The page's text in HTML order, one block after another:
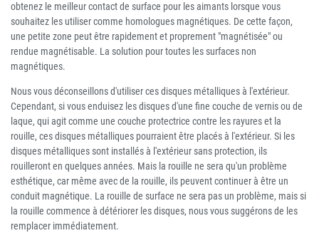
obtenez le meilleur contact de surface pour les aimants lorsque vous
souhaitez les utiliser comme homologues magnétiques. De cette façon,
une petite zone peut être rapidement et proprement "magnétisée" ou
rendue magnétisable. La solution pour toutes les surfaces non
magnétiques.
Nous vous déconseillons d'utiliser ces disques métalliques à l'extérieur.
Cependant, si vous enduisez les disques d'une fine couche de vernis ou de
laque, qui agit comme une couche protectrice contre les rayures et la
rouille, ces disques métalliques pourraient être placés à l'extérieur. Si les
disques métalliques sont installés à l'extérieur sans protection, ils
rouilleront en quelques années. Mais la rouille ne sera qu'un problème
esthétique, car même avec de la rouille, ils peuvent continuer à être un
conduit magnétique. La rouille de surface ne sera pas un problème, mais si
la rouille commence à détériorer les disques, nous vous suggérons de les
remplacer immédiatement.